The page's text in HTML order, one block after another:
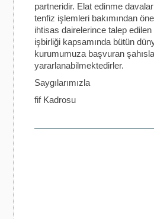
partneridir. Elat edinme
tenfiz işlemleri bakımından
ihtisas dairelerince talep
işbirliği kapsamında bütün
kurumumuza başvuran
yararlanabilmektedirler.
Saygılarımızla
fif Kadrosu